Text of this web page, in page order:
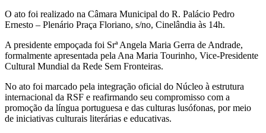
O ato foi realizado na Câmara Municipal do R. Palácio Pedro
Ernesto – Plenário Praça Floriano, s/no, Cinelândia às 14h.
A presidente empoçada foi Srª Angela Maria Gerra de Andrade,
formalmente apresentada pela Ana Maria Tourinho, Vice-Presidente
Cultural Mundial da Rede Sem Fronteiras.
No ato foi marcado pela integração oficial do Núcleo à estrutura
internacional da RSF e reafirmando seu compromisso com a
promoção da língua portuguesa e das culturas lusófonas, por meio
de iniciativas culturais literárias e educativas.